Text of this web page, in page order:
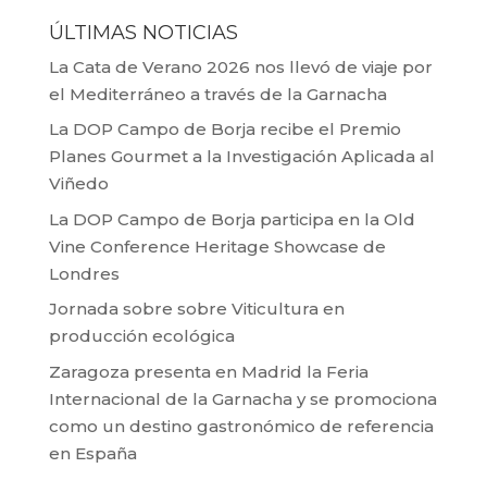
ÚLTIMAS NOTICIAS
La Cata de Verano 2026 nos llevó de viaje por
el Mediterráneo a través de la Garnacha
La DOP Campo de Borja recibe el Premio
Planes Gourmet a la Investigación Aplicada al
Viñedo
La DOP Campo de Borja participa en la Old
Vine Conference Heritage Showcase de
Londres
Jornada sobre sobre Viticultura en
producción ecológica
Zaragoza presenta en Madrid la Feria
Internacional de la Garnacha y se promociona
como un destino gastronómico de referencia
en España